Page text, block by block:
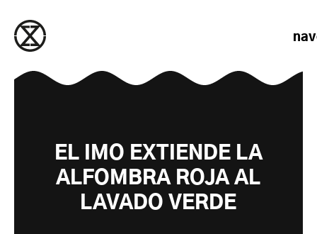
EL IMO EXTIENDE LA
ALFOMBRA ROJA AL
LAVADO VERDE